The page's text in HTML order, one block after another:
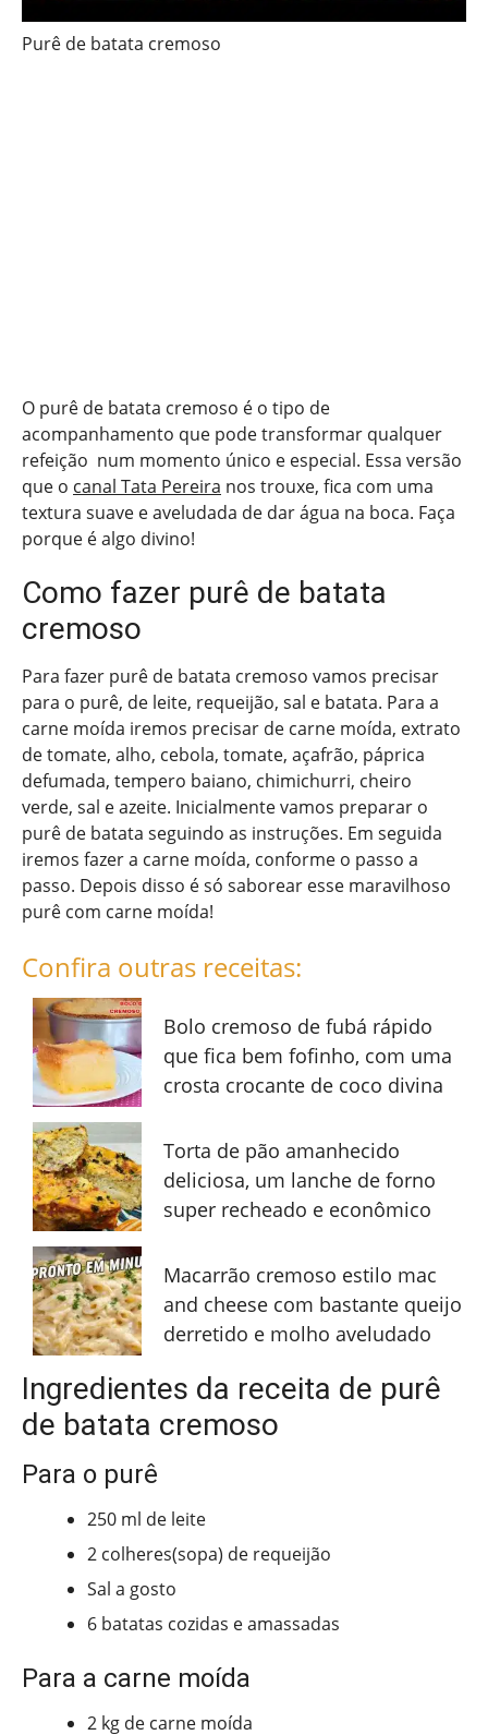
Purê de batata cremoso
O purê de batata cremoso é o tipo de
acompanhamento que pode transformar qualquer
refeição num momento único e especial. Essa versão
que o canal Tata Pereira nos trouxe, fica com uma
textura suave e aveludada de dar água na boca. Faça
porque é algo divino!
Como fazer purê de batata
cremoso
Para fazer purê de batata cremoso vamos precisar
para o purê, de leite, requeijão, sal e batata. Para a
carne moída iremos precisar de carne moída, extrato
de tomate, alho, cebola, tomate, açafrão, páprica
defumada, tempero baiano, chimichurri, cheiro
verde, sal e azeite. Inicialmente vamos preparar o
purê de batata seguindo as instruções. Em seguida
iremos fazer a carne moída, conforme o passo a
passo. Depois disso é só saborear esse maravilhoso
purê com carne moída!
Confira outras receitas:
Bolo cremoso de fubá rápido
que fica bem fofinho, com uma
crosta crocante de coco divina
Torta de pão amanhecido
deliciosa, um lanche de forno
super recheado e econômico
Macarrão cremoso estilo mac
and cheese com bastante queijo
derretido e molho aveludado
Ingredientes da receita de purê
de batata cremoso
Para o purê
250 ml de leite
2 colheres(sopa) de requeijão
Sal a gosto
6 batatas cozidas e amassadas
Para a carne moída
2 kg de carne moída